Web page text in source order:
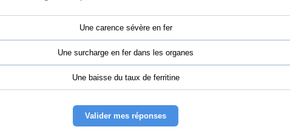
Une carence sévère en fer
Une surcharge en fer dans les organes
Une baisse du taux de ferritine
Valider mes réponses